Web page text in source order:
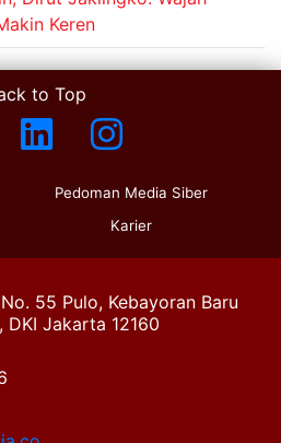
Keren
to Top
Pedoman Media Siber
Karier
55 Pulo, Kebayoran Baru
Jakarta 12160